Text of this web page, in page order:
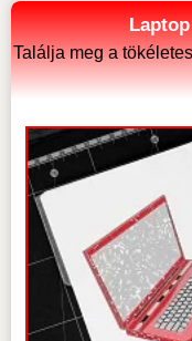
Találja meg a